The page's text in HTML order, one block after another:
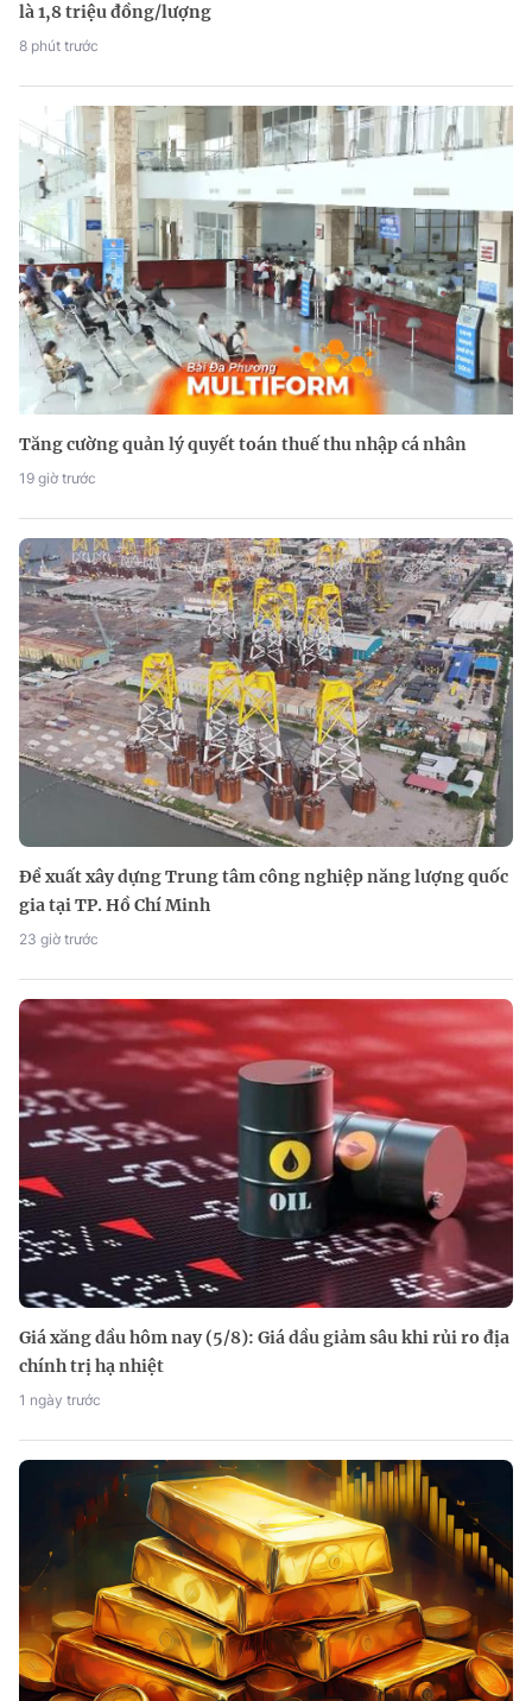
là 1,8 triệu đồng/lượng
8 phút trước
Tăng cường quản lý quyết toán thuế thu nhập cá nhân
19 giờ trước
Đề xuất xây dựng Trung tâm công nghiệp năng lượng quốc
gia tại TP. Hồ Chí Minh
23 giờ trước
Giá xăng dầu hôm nay (5/8): Giá dầu giảm sâu khi rủi ro địa
chính trị hạ nhiệt
1 ngày trước